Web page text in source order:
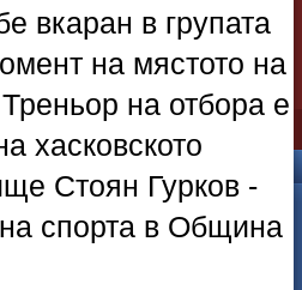
вкаран в групата
на мястото на
на отбора е
хасковското
Стоян Гурков -
спорта в Община